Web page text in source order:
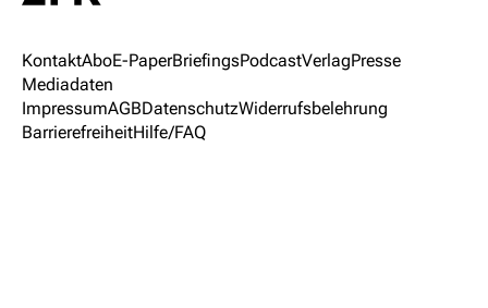
KontaktAboE-PaperBriefingsPodcastVerlagPresse
Mediadaten
ImpressumAGBDatenschutzWiderrufsbelehrung
BarrierefreiheitHilfe/FAQ